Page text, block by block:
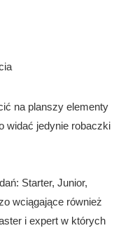
na planszy elementy
widać jedynie robaczki
Starter, Junior,
wciągające również
i expert w których